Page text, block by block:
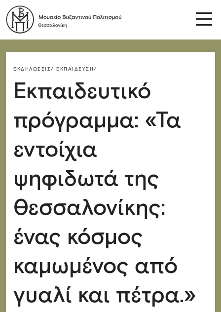
ΕΚΔΗΛΏΣΕΙΣ/ ΕΚΠΑΊΔΕΥΣΗ/
Εκπαιδευτικό
πρόγραμμα: «Τα
εντοίχια
ψηφιδωτά της
Θεσσαλονίκης:
ένας κόσμος
καμωμένος από
γυαλί και πέτρα.»